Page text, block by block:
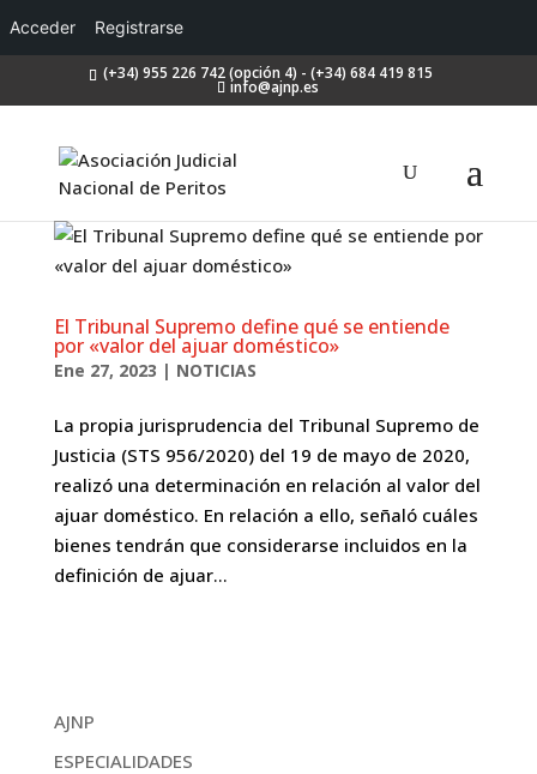
Acceder Registrarse
(+34) 955 226 742 (opción 4) - (+34) 684 419 815
info@ajnp.es
El Tribunal Supremo define qué se entiende
por «valor del ajuar doméstico»
Ene 27, 2023 | NOTICIAS
La propia jurisprudencia del Tribunal Supremo de
Justicia (STS 956/2020) del 19 de mayo de 2020,
realizó una determinación en relación al valor del
ajuar doméstico. En relación a ello, señaló cuáles
bienes tendrán que considerarse incluidos en la
definición de ajuar...
AJNP
ESPECIALIDADES